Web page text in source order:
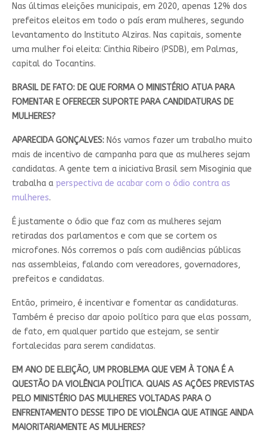
Nas últimas eleições municipais, em 2020, apenas 12% dos
prefeitos eleitos em todo o país eram mulheres, segundo
levantamento do Instituto Alziras. Nas capitais, somente
uma mulher foi eleita: Cinthia Ribeiro (PSDB), em Palmas,
capital do Tocantins.
BRASIL DE FATO: DE QUE FORMA O MINISTÉRIO ATUA PARA
FOMENTAR E OFERECER SUPORTE PARA CANDIDATURAS DE
MULHERES?
APARECIDA GONÇALVES:Nós vamos fazer um trabalho muito
mais de incentivo de campanha para que as mulheres sejam
candidatas. A gente tem a iniciativa Brasil sem Misoginia que
trabalha a perspectiva de acabar com o ódio contra as
mulheres.
É justamente o ódio que faz com as mulheres sejam
retiradas dos parlamentos e com que se cortem os
microfones. Nós corremos o país com audiências públicas
nas assembleias, falando com vereadores, governadores,
prefeitos e candidatas.
Então, primeiro, é incentivar e fomentar as candidaturas.
Também é preciso dar apoio político para que elas possam,
de fato, em qualquer partido que estejam, se sentir
fortalecidas para serem candidatas.
EM ANO DE ELEIÇÃO, UM PROBLEMA QUE VEM À TONA É A
QUESTÃO DA VIOLÊNCIA POLÍTICA. QUAIS AS AÇÕES PREVISTAS
PELO MINISTÉRIO DAS MULHERES VOLTADAS PARA O
ENFRENTAMENTO DESSE TIPO DE VIOLÊNCIA QUE ATINGE AINDA
MAIORITARIAMENTE AS MULHERES?